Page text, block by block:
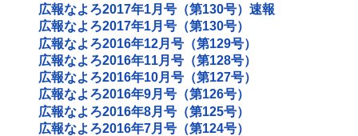
広報なよろ2017年1月号（第130号）速報
広報なよろ2017年1月号（第130号）
広報なよろ2016年12月号（第129号）
広報なよろ2016年11月号（第128号）
広報なよろ2016年10月号（第127号）
広報なよろ2016年9月号（第126号）
広報なよろ2016年8月号（第125号）
広報なよろ2016年7月号（第124号）